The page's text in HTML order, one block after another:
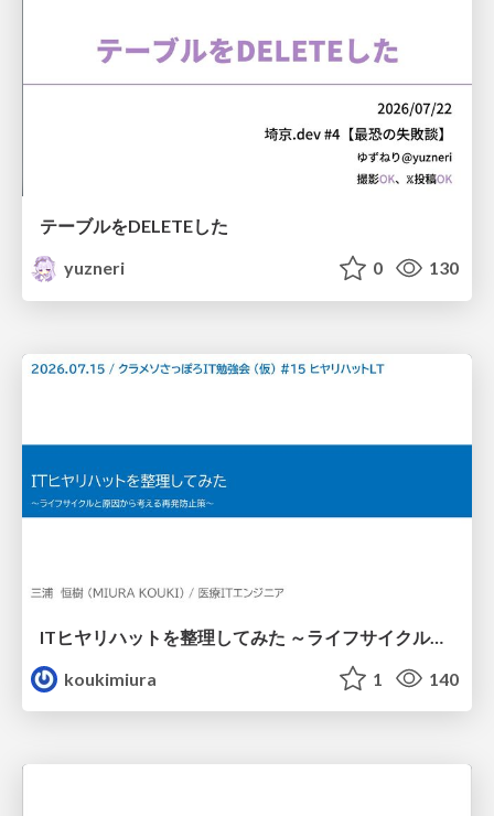
テーブルをDELETEした
yuzneri
0 130
ITヒヤリハットを整理してみた ～ライフサイクルと原因から考える再発防止策～
koukimiura
1 140